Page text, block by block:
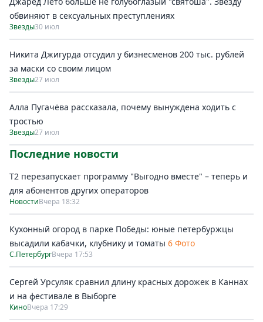
обвиняют в сексуальных преступлениях
Звезды30 июл
Никита Джигурда отсудил у бизнесменов 200 тыс. рублей
за маски со своим лицом
Звезды27 июл
Алла Пугачёва рассказала, почему вынуждена ходить с
тростью
Звезды27 июл
Последние новости
Т2 перезапускает программу "Выгодно вместе" – теперь и
для абонентов других операторов
НовостиВчера 18:32
Кухонный огород в парке Победы: юные петербуржцы
высадили кабачки, клубнику и томаты 6 Фото
С.ПетербургВчера 17:53
Сергей Урсуляк сравнил длину красных дорожек в Каннах
и на фестивале в Выборге
КиноВчера 17:29